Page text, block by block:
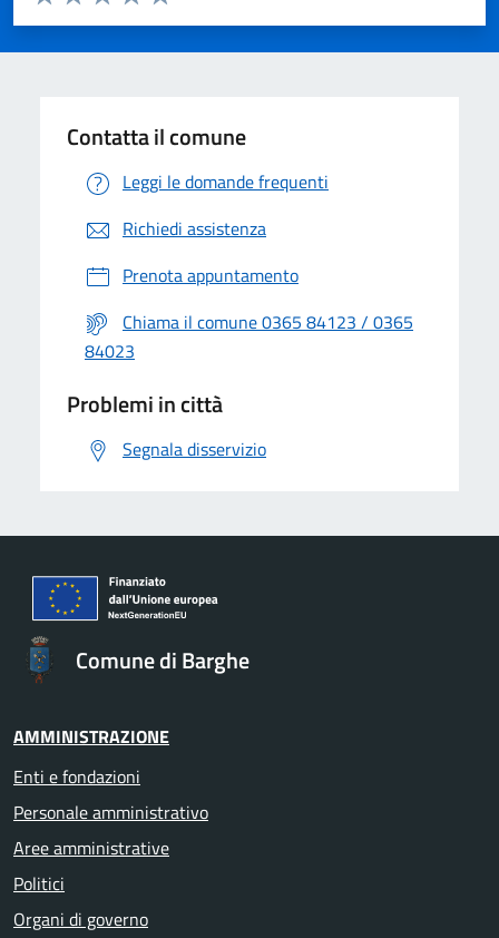
Valuta 5 stelle su 5
Valuta 4 stelle su 5
Valuta 3 stelle su 5
Valuta 2 stelle su 5
Valuta 1 stelle su 5
Contatta il comune
Leggi le domande frequenti
Richiedi assistenza
Prenota appuntamento
Chiama il comune 0365 84123 / 0365
84023
Problemi in città
Segnala disservizio
Comune di Barghe
AMMINISTRAZIONE
Enti e fondazioni
Personale amministrativo
Aree amministrative
Politici
Organi di governo